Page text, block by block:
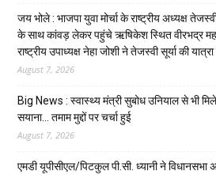
जय भोले : भाजपा युवा मोर्चा के राष्ट्रीय अध्यक्ष
के साथ कांवड़ लेकर पहुंचे ऋषिकेश स्थित वीरभद्र
राष्ट्रीय उपाध्यक्ष नेहा जोशी ने तेजस्वी सूर्या की
August 7, 2026
Big News : स्वास्थ्य मंत्री सुबोध उनियाल से भी मिले
सयाना… तमाम मुद्दों पर चर्चा हुई
August 7, 2026
एमडी यूपीसीएल/पिटकुल पी.सी. ध्यानी ने विधानसभा